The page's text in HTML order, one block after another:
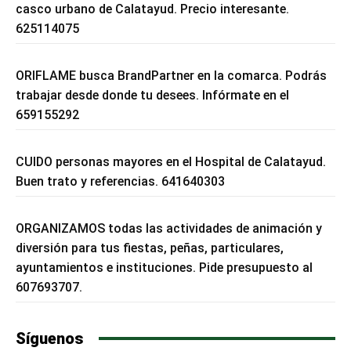
casco urbano de Calatayud. Precio interesante.
625114075
ORIFLAME busca BrandPartner en la comarca. Podrás
trabajar desde donde tu desees. Infórmate en el
659155292
CUIDO personas mayores en el Hospital de Calatayud.
Buen trato y referencias. 641640303
ORGANIZAMOS todas las actividades de animación y
diversión para tus fiestas, peñas, particulares,
ayuntamientos e instituciones. Pide presupuesto al
607693707.
Síguenos